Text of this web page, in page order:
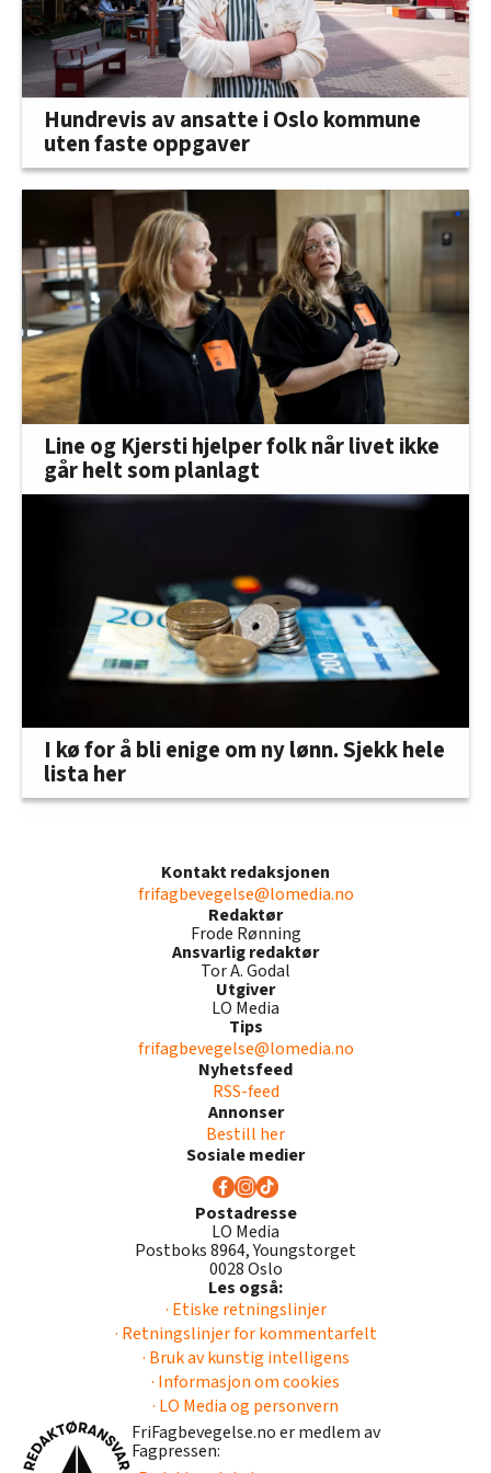
Hundrevis av ansatte i Oslo kommune
uten faste oppgaver
Line og Kjersti hjelper folk når livet ikke
går helt som planlagt
I kø for å bli enige om ny lønn. Sjekk hele
lista her
Kontakt redaksjonen
frifagbevegelse@lomedia.no
Redaktør
Frode Rønning
Ansvarlig redaktør
Tor A. Godal
Utgiver
LO Media
Tips
frifagbevegelse@lomedia.no
Nyhetsfeed
RSS-feed
Annonser
Bestill her
Sosiale medier
Postadresse
LO Media
Postboks 8964, Youngstorget
0028 Oslo
Les også:
· Etiske retningslinjer
· Retningslinjer for kommentarfelt
· Bruk av kunstig intelligens
· Informasjon om cookies
· LO Media og personvern
FriFagbevegelse.no er medlem av
Fagpressen: